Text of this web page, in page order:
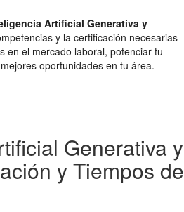
Artificial Generativa y
y la certificación necesarias
en el mercado laboral, potenciar tu
oportunidades en tu área.
Generativa y
y Tiempos de